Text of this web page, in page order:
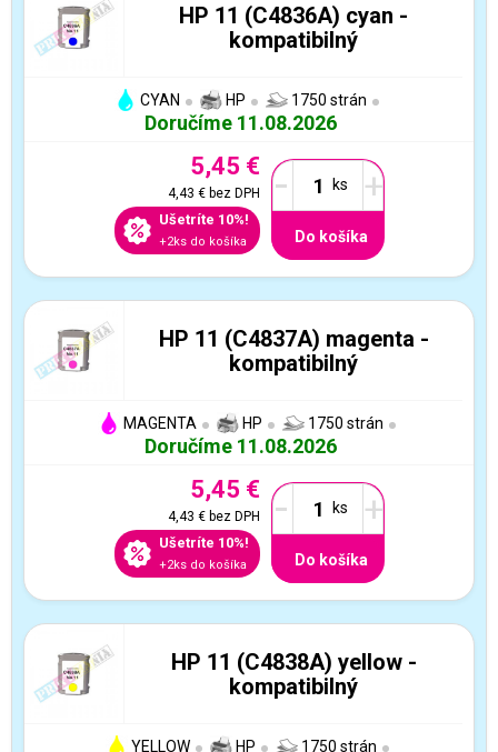
HP 11 (C4836A) cyan -
kompatibilný
CYAN HP 1750 strán
Doručíme 11.08.2026
5,45 €
4,43 €bez DPH
Ušetríte 10%!
+2ks do košíka
- +
Do košíka
HP 11 (C4837A) magenta -
kompatibilný
MAGENTA HP 1750 strán
Doručíme 11.08.2026
5,45 €
4,43 €bez DPH
Ušetríte 10%!
+2ks do košíka
- +
Do košíka
HP 11 (C4838A) yellow -
kompatibilný
YELLOW HP 1750 strán